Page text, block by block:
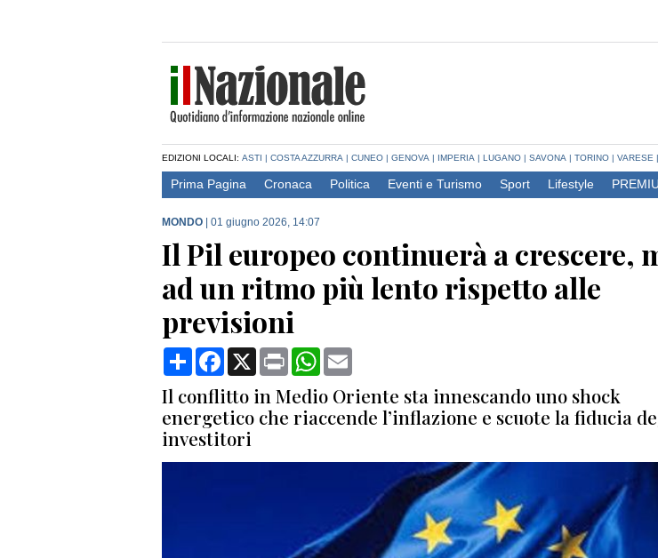
EDIZIONI LOCALI: ASTI | COSTA AZZURRA | CUNEO | GENOVA | IMPERIA | LUGANO | SAVONA | TORINO | VARESE |
Prima Pagina Cronaca Politica Eventi e Turismo Sport Lifestyle
MONDO 01 giugno 2026, 14:07
Il Pil europeo continuerà a crescere,
ad un ritmo più lento rispetto alle
previsioni
CondividiFacebook
X Print WhatsApp
Il conflitto in Medio Oriente sta innescando uno shock
energetico che riaccende l’inflazione e scuote la fiducia
investitori